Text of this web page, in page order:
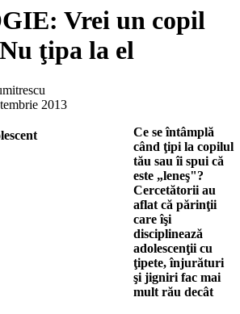
Vrei un copil
ţipa la el
2013
Ce se întâmplă
când ţipi la copilul
tău sau îi spui că
este „leneş"?
Cercetătorii au
aflat că părinţii
care îşi
disciplinează
adolescenţii cu
ţipete, înjurături
şi jigniri fac mai
mult rău decât